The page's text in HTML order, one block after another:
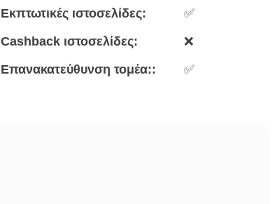
Εκπτωτικές ιστοσελίδες:
✅
Cashback ιστοσελίδες:
❌
Επανακατεύθυνση τομέα:: ✅